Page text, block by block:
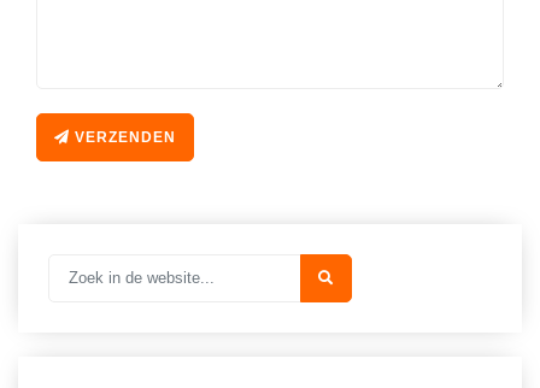
Kleurplaten
Mediawijsheid
AI voor het onderwijs
Vrijeschoolonderwijs
VERZENDEN